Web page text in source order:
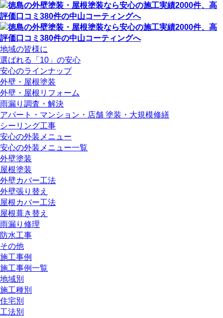
地域の皆様に
選ばれる「10」の安心
安心のラインナップ
外壁・屋根塗装
外壁・屋根リフォーム
雨漏り調査・解決
アパート・マンション・店舗 塗装・大規模修繕
シーリング工事
安心の外装メニュー
安心の外装メニュー一覧
外壁塗装
屋根塗装
外壁カバー工法
外壁張り替え
屋根カバー工法
屋根葺き替え
雨漏り修理
防水工事
その他
施工事例
施工事例一覧
地域別
施工種別
住宅別
工法別